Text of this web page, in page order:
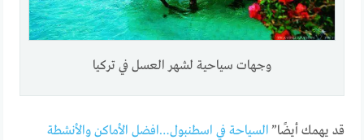
وجهات سياحية لشهر العسل في تركيا
قد يهمك أيضًا” السياحة في اسطنبول…افضل الأماكن والأنشطة